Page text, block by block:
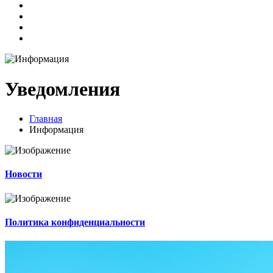
Уведомления
Главная
Информация
Новости
Политика конфиденциальности